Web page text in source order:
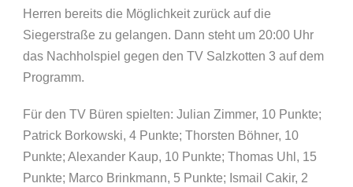
Herren bereits die Möglichkeit zurück auf die
Siegerstraße zu gelangen. Dann steht um 20:00 Uhr
das Nachholspiel gegen den TV Salzkotten 3 auf dem
Programm.
Für den TV Büren spielten: Julian Zimmer, 10 Punkte;
Patrick Borkowski, 4 Punkte; Thorsten Böhner, 10
Punkte; Alexander Kaup, 10 Punkte; Thomas Uhl, 15
Punkte; Marco Brinkmann, 5 Punkte; Ismail Cakir, 2